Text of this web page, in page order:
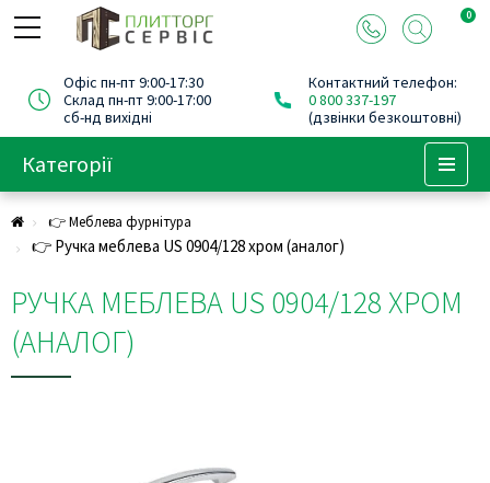
0
Офіс пн-пт 9:00-17:30
Склад пн-пт 9:00-17:00
сб-нд вихідні
Контактний телефон:
0 800 337-197
(дзвінки безкоштовні)
Категорії
👉 Меблева фурнітура
👉 Ручка меблева US 0904/128 хром (аналог)
РУЧКА МЕБЛЕВА US 0904/128 ХРОМ
(АНАЛОГ)